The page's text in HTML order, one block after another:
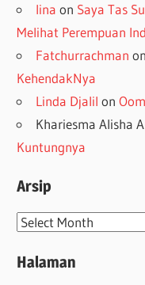
lina on Saya Tas
Melihat Perempuan
Fatchurrachman on
KehendakNya
Linda Djalil on
Khariesma Alisha
Kuntungnya
Arsip
Arsip
Halaman